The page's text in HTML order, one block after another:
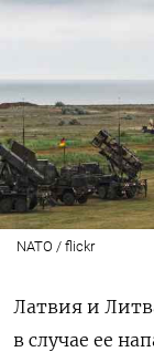
NATO / flickr
Латвия и
в случае ее